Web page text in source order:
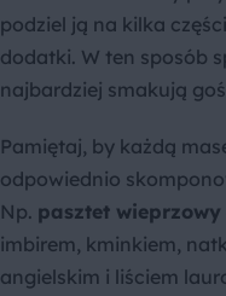
podziel ją na kilka
dodatki. W ten sposób
najbardziej smakują
Pamiętaj, by każdą
odpowiednio
Np. pasztet wieprzowy
imbirem, kminkiem,
angielskim i liściem